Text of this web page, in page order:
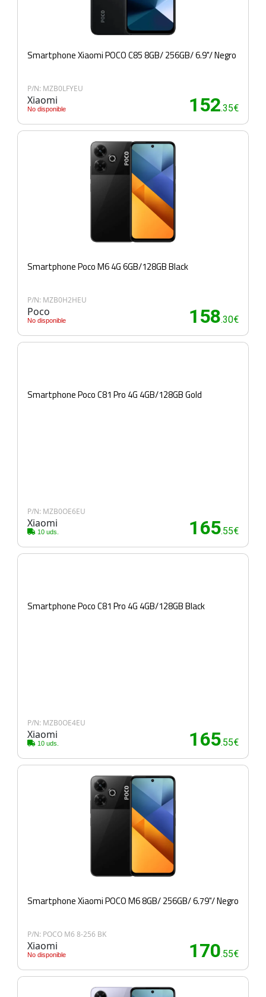
Smartphone Xiaomi POCO C85 8GB/ 256GB/ 6.9"/ Negro
P/N: MZB0LFYEU
Xiaomi
No disponible 152.35€
Smartphone Poco M6 4G 6GB/128GB Black
P/N: MZB0H2HEU
Poco
No disponible 158.30€
Smartphone Poco C81 Pro 4G 4GB/128GB Gold
P/N: MZB0OE6EU
Xiaomi
10 uds. 165.55€
Smartphone Poco C81 Pro 4G 4GB/128GB Black
P/N: MZB0OE4EU
Xiaomi
10 uds. 165.55€
Smartphone Xiaomi POCO M6 8GB/ 256GB/ 6.79"/ Negro
P/N: POCO M6 8-256 BK
Xiaomi
No disponible 170.55€